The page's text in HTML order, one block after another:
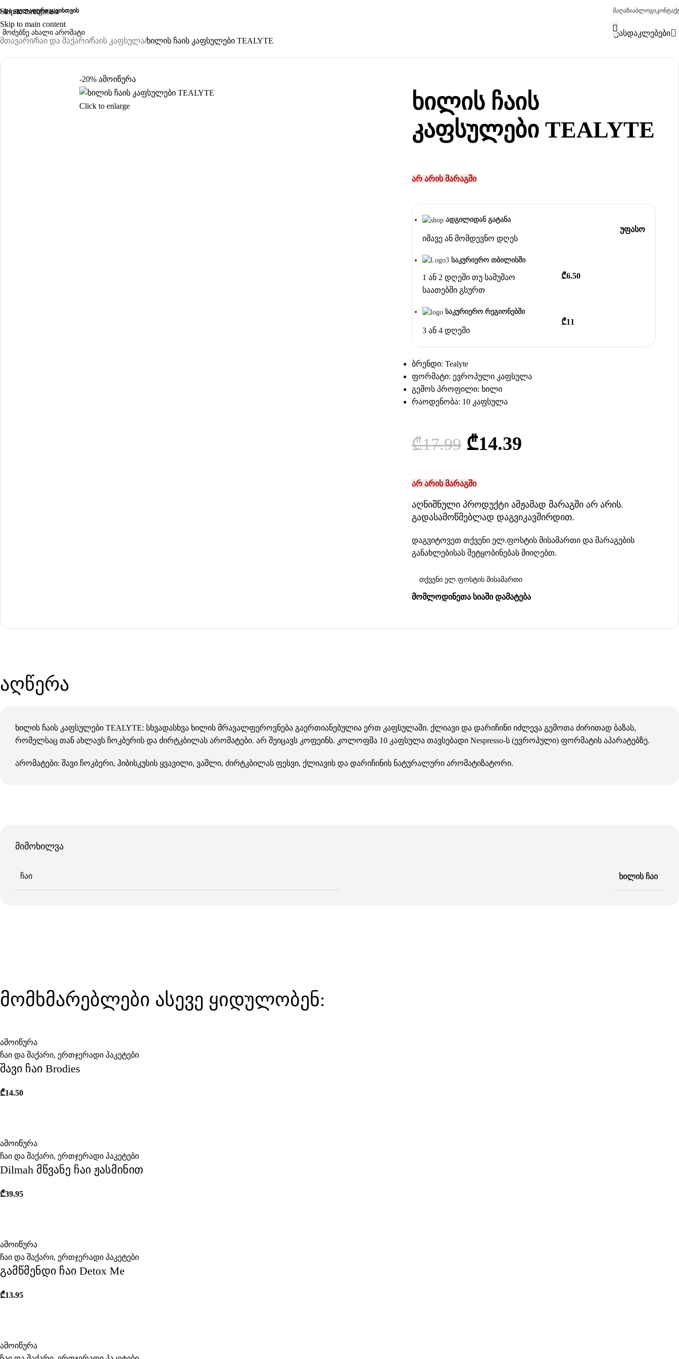
Skip to navigation
Skip to main content
და ყველაფერი ყავისთვის მაღაზიაბლოგი
ფასდაკლებები
მთავარი ჩაი და შაქარი ჩაის კაფსულა ხილის ჩაის კაფსულები TEALYTE
-20% ამოიწურა
Click to enlarge
ხილის ჩაის
კაფსულები TEALYTE
არ არის მარაგში
ადგილიდან გატანა
იმავე ან მომდევნო დღეს
უფასო
საკურიერო თბილისში
1 ან 2 დღეში თუ სამუშაო
საათებში გსურთ
₾6.50
საკურიერო რეგიონებში
3 ან 4 დღეში
₾11
ბრენდი: Tealyte
ფორმატი: ევროპული კაფსულა
გემოს პროფილი: ხილი
რაოდენობა: 10 კაფსულა
₾17.99 ₾14.39
არ არის მარაგში
აღნიშნული პროდუქტი ამჟამად მარაგში არ არის.
გადასამოწმებლად დაგვიკავშირდით.
დაგვიტოვეთ თქვენი ელ.ფოსტის მისამართი და მარაგების
განახლებისას შეტყობინებას მიიღებთ.
ᲛᲝᲛᲚᲝᲓᲘᲜᲔᲗᲐ ᲡᲘᲐᲨᲘ ᲓᲐᲛᲐᲢᲔᲑᲐ
აღწერა
ხილის ჩაის კაფსულები TEALYTE: სხვადასხვა ხილის მრავალფეროვნება გაერთიანებულია ერთ კაფსულაში. ქლიავი და დარიჩინი იძლევა გემოთა ძირითად ბაზას,
რომელსაც თან ახლავს ჩოკბერის და ძირტკბილას არომატები. არ შეიცავს კოფეინს. კოლოფშა 10 კაფსულა თავსებადი Nespresso-ს (ევროპული) ფორმატის აპარატებზე.
არომატები: შავი ჩოკბერი, ჰიბისკუსის ყვავილი, ვაშლი, ძირტკბილას ფესვი, ქლიავის და დარიჩინის ნატურალური არომატიზატორი.
მიმოხილვა
ᲩᲐᲘ ხილის ჩაი
მომხმარებლები ასევე ყიდულობენ:
ამოიწურა
ჩაი და შაქარი, ერთჯერადი პაკეტები
შავი ჩაი Brodies
₾14.50
ამოიწურა
ჩაი და შაქარი, ერთჯერადი პაკეტები
Dilmah მწვანე ჩაი ჟასმინით
₾39.95
ამოიწურა
ჩაი და შაქარი, ერთჯერადი პაკეტები
გამწმენდი ჩაი Detox Me
₾13.95
ამოიწურა